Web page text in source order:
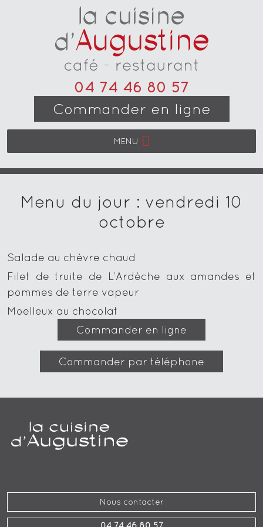
04 74 46 80 57
Commander en ligne
MENU
Menu du jour : vendredi 10
octobre
Salade au chèvre chaud
Filet de truite de L’Ardèche aux amandes et
pommes de terre vapeur
Moelleux au chocolat
Commander en ligne
Commander par téléphone
Nous contacter